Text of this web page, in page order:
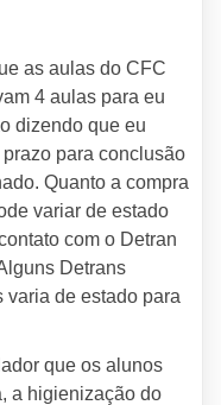
as aulas do CFC
4 aulas para eu
dizendo que eu
para conclusão
Quanto a compra
variar de estado
com o Detran
Detrans
varia de estado para
que os alunos
a higienização do